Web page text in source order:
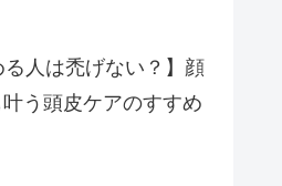
る人は禿げない？】顔
う頭皮ケアのすすめ